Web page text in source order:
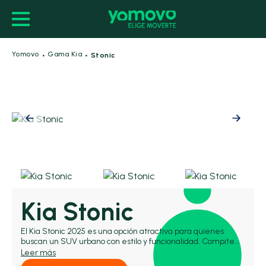
Yomovo · Gama Kia · Stonic
Kia Stonic
El Kia Stonic 2025 es una opción atractiva para quienes
buscan un SUV urbano con estilo y funcionalidad. Compite
con modelos como el Hyundai Kona y el Mazda CX-3,
posicionándose dentro de la gama Kia por encima del
Leer más